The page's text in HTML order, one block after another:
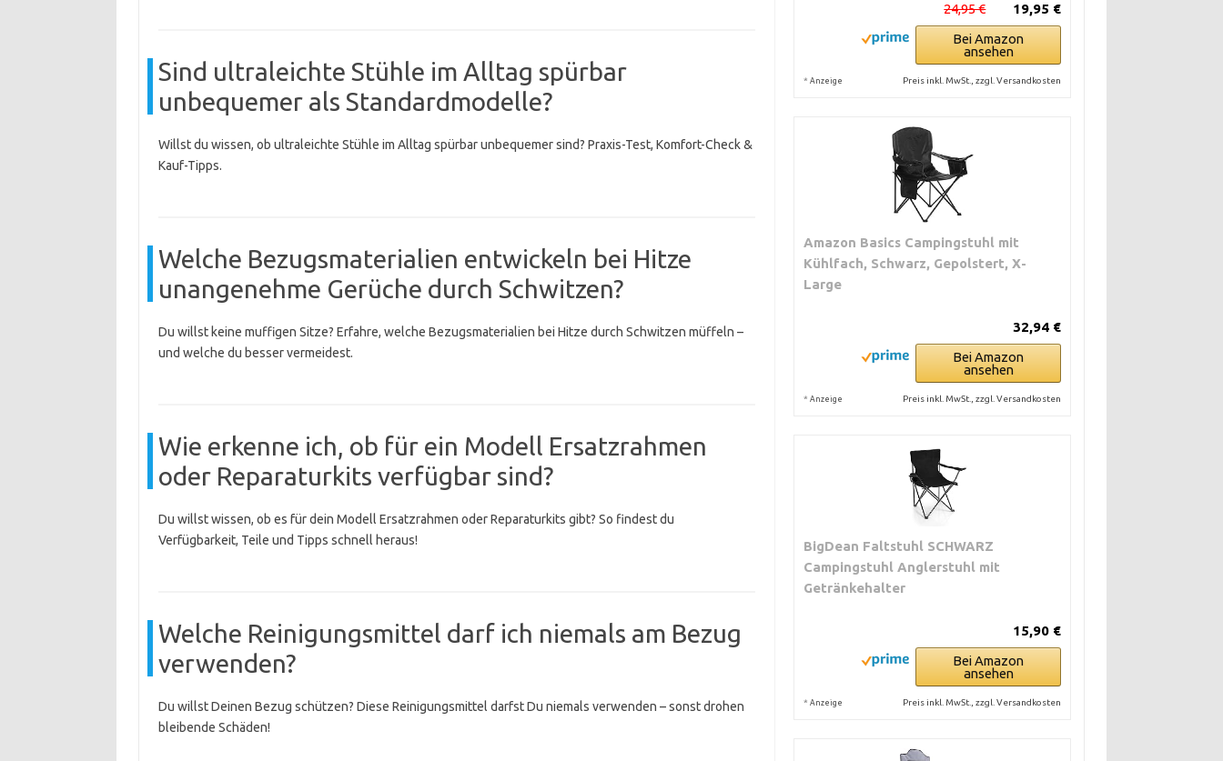
Sind ultraleichte Stühle im Alltag spürbar
unbequemer als Standardmodelle?
Willst du wissen, ob ultraleichte Stühle im Alltag spürbar unbequemer sind? Praxis-Test, Komfort-Check &
Kauf-Tipps.
Welche Bezugsmaterialien entwickeln bei Hitze
unangenehme Gerüche durch Schwitzen?
Du willst keine muffigen Sitze? Erfahre, welche Bezugsmaterialien bei Hitze durch Schwitzen müffeln –
und welche du besser vermeidest.
Wie erkenne ich, ob für ein Modell Ersatzrahmen
oder Reparaturkits verfügbar sind?
Du willst wissen, ob es für dein Modell Ersatzrahmen oder Reparaturkits gibt? So findest du
Verfügbarkeit, Teile und Tipps schnell heraus!
Welche Reinigungsmittel darf ich niemals am Bezug
verwenden?
Du willst Deinen Bezug schützen? Diese Reinigungsmittel darfst Du niemals verwenden – sonst drohen
bleibende Schäden!
19,95 €
24,95 €
Bei Amazon
ansehen
* Anzeige Preis inkl. MwSt., zzgl. Versandkosten
Amazon Basics Campingstuhl mit
Kühlfach, Schwarz, Gepolstert, X-
Large
32,94 €
Bei Amazon
ansehen
* Anzeige Preis inkl. MwSt., zzgl. Versandkosten
BigDean Faltstuhl SCHWARZ
Campingstuhl Anglerstuhl mit
Getränkehalter
15,90 €
Bei Amazon
ansehen
* Anzeige Preis inkl. MwSt., zzgl. Versandkosten